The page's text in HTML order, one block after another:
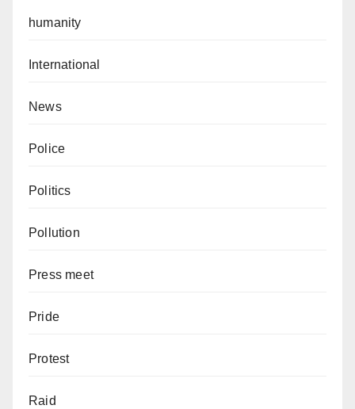
humanity
International
News
Police
Politics
Pollution
Press meet
Pride
Protest
Raid